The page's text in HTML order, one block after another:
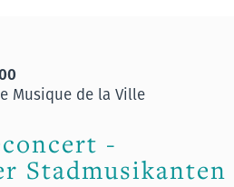
Musique de la Ville
-
Stadmusikanten